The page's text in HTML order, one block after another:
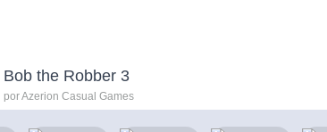
Bob the Robber 3
por Azerion Casual Games